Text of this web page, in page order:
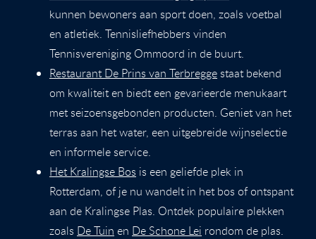
kunnen bewoners aan sport doen, zoals voetbal
en atletiek. Tennisliefhebbers vinden
Tennisvereniging Ommoord in de buurt.
Restaurant De Prins van Terbreggestaat bekend
om kwaliteit en biedt een gevarieerde menukaart
met seizoensgebonden producten. Geniet van het
terras aan het water, een uitgebreide wijnselectie
en informele service.
Het Kralingse Bos is een geliefde plek in
Rotterdam, of je nu wandelt in het bos of ontspant
aan de Kralingse Plas. Ontdek populaire plekken
zoals De Tuin en De Schone Lei rondom de plas.